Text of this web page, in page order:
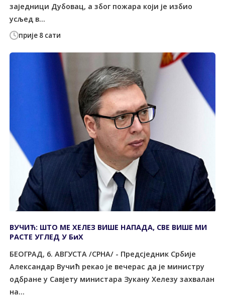
прије 8 сати
заједници Дубовац, а због пожара који је избио
усљед в...
ВУЧИЋ: ШТО МЕ ХЕЛЕЗ ВИШЕ НАПАДА, СВЕ ВИШЕ МИ
РАСТЕ УГЛЕД У БиХ
БЕОГРАД, 6. АВГУСТА /СРНА/ - Предсједник Србије
Александар Вучић рекао је вечерас да је министру
одбране у Савјету министара Зукану Хелезу захвалан
на...